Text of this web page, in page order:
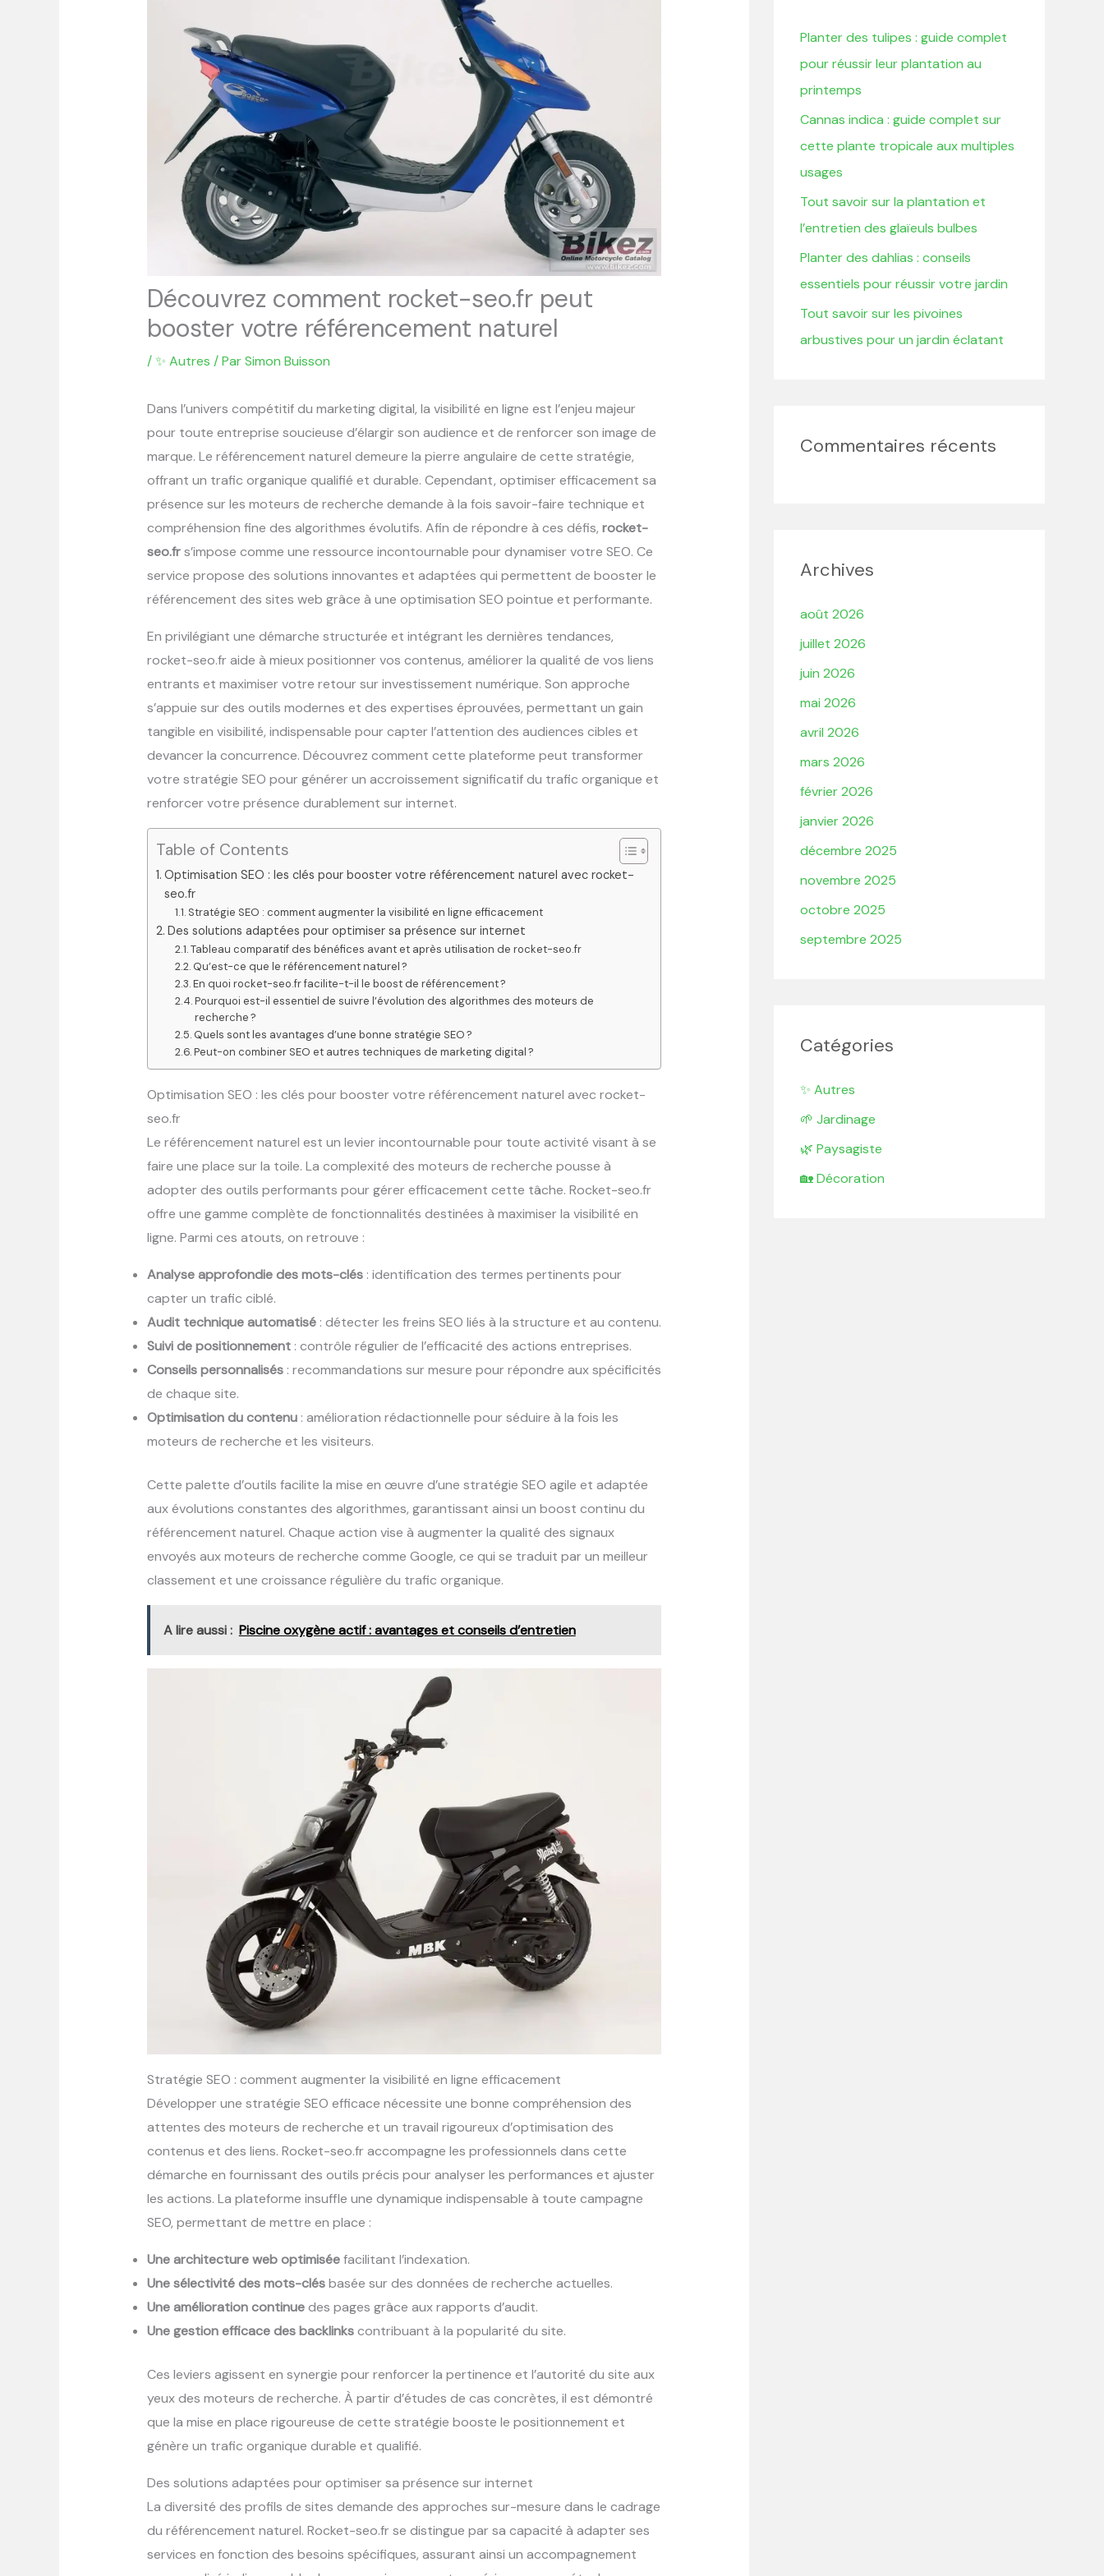
Découvrez comment rocket-seo.fr peut
booster votre référencement naturel
/✨ Autres / ParSimon Buisson
Dans l’univers compétitif du marketing digital, la visibilité en ligne est l’enjeu majeur
pour toute entreprise soucieuse d’élargir son audience et de renforcer son image de
marque. Le référencement naturel demeure la pierre angulaire de cette stratégie,
offrant un trafic organique qualifié et durable. Cependant, optimiser efficacement sa
présence sur les moteurs de recherche demande à la fois savoir-faire technique et
compréhension fine des algorithmes évolutifs. Afin de répondre à ces défis, rocket-
seo.frs’impose comme une ressource incontournable pour dynamiser votre SEO. Ce
service propose des solutions innovantes et adaptées qui permettent de booster le
référencement des sites web grâce à une optimisation SEO pointue et performante.
En privilégiant une démarche structurée et intégrant les dernières tendances,
rocket-seo.fr aide à mieux positionner vos contenus, améliorer la qualité de vos liens
entrants et maximiser votre retour sur investissement numérique. Son approche
s’appuie sur des outils modernes et des expertises éprouvées, permettant un gain
tangible en visibilité, indispensable pour capter l’attention des audiences cibles et
devancer la concurrence. Découvrez comment cette plateforme peut transformer
votre stratégie SEO pour générer un accroissement significatif du trafic organique et
renforcer votre présence durablement sur internet.
Table of Contents
Optimisation SEO : les clés pour booster votre référencement naturel avec rocket-
seo.fr
Stratégie SEO : comment augmenter la visibilité en ligne efficacement
Des solutions adaptées pour optimiser sa présence sur internet
Tableau comparatif des bénéfices avant et après utilisation de rocket-seo.fr
Qu’est-ce que le référencement naturel ?
En quoi rocket-seo.fr facilite-t-il le boost de référencement ?
Pourquoi est-il essentiel de suivre l’évolution des algorithmes des moteurs de
recherche ?
Quels sont les avantages d’une bonne stratégie SEO ?
Peut-on combiner SEO et autres techniques de marketing digital ?
Optimisation SEO : les clés pour booster votre référencement naturel avec rocket-
seo.fr
Le référencement naturel est un levier incontournable pour toute activité visant à se
faire une place sur la toile. La complexité des moteurs de recherche pousse à
adopter des outils performants pour gérer efficacement cette tâche. Rocket-seo.fr
offre une gamme complète de fonctionnalités destinées à maximiser la visibilité en
ligne. Parmi ces atouts, on retrouve :
Analyse approfondie des mots-clés: identification des termes pertinents pour
capter un trafic ciblé.
Audit technique automatisé: détecter les freins SEO liés à la structure et au contenu.
Suivi de positionnement: contrôle régulier de l’efficacité des actions entreprises.
Conseils personnalisés: recommandations sur mesure pour répondre aux spécificités
de chaque site.
Optimisation du contenu: amélioration rédactionnelle pour séduire à la fois les
moteurs de recherche et les visiteurs.
Cette palette d’outils facilite la mise en œuvre d’une stratégie SEO agile et adaptée
aux évolutions constantes des algorithmes, garantissant ainsi un boost continu du
référencement naturel. Chaque action vise à augmenter la qualité des signaux
envoyés aux moteurs de recherche comme Google, ce qui se traduit par un meilleur
classement et une croissance régulière du trafic organique.
A lire aussi : Piscine oxygène actif : avantages et conseils d’entretien
Stratégie SEO : comment augmenter la visibilité en ligne efficacement
Développer une stratégie SEO efficace nécessite une bonne compréhension des
attentes des moteurs de recherche et un travail rigoureux d’optimisation des
contenus et des liens. Rocket-seo.fr accompagne les professionnels dans cette
démarche en fournissant des outils précis pour analyser les performances et ajuster
les actions. La plateforme insuffle une dynamique indispensable à toute campagne
SEO, permettant de mettre en place :
Une architecture web optimiséefacilitant l’indexation.
Une sélectivité des mots-clésbasée sur des données de recherche actuelles.
Une amélioration continuedes pages grâce aux rapports d’audit.
Une gestion efficace des backlinkscontribuant à la popularité du site.
Ces leviers agissent en synergie pour renforcer la pertinence et l’autorité du site aux
yeux des moteurs de recherche. À partir d’études de cas concrètes, il est démontré
que la mise en place rigoureuse de cette stratégie booste le positionnement et
génère un trafic organique durable et qualifié.
Des solutions adaptées pour optimiser sa présence sur internet
La diversité des profils de sites demande des approches sur-mesure dans le cadrage
du référencement naturel. Rocket-seo.fr se distingue par sa capacité à adapter ses
services en fonction des besoins spécifiques, assurant ainsi un accompagnement
c
h
e
r
:
Planter des tulipes : guide complet
pour réussir leur plantation au
printemps
Cannas indica : guide complet sur
cette plante tropicale aux multiples
usages
Tout savoir sur la plantation et
l’entretien des glaïeuls bulbes
Planter des dahlias : conseils
essentiels pour réussir votre jardin
Tout savoir sur les pivoines
arbustives pour un jardin éclatant
Commentaires récents
Archives
août 2026
juillet 2026
juin 2026
mai 2026
avril 2026
mars 2026
février 2026
janvier 2026
décembre 2025
novembre 2025
octobre 2025
septembre 2025
Catégories
✨ Autres
🌱 Jardinage
🌿 Paysagiste
🏡 Décoration